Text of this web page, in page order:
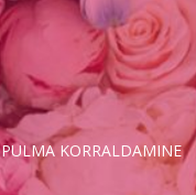
PULMA KORRALDAMINE